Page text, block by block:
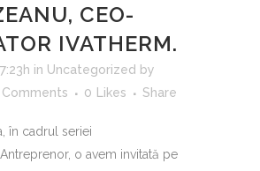
CEO-
IVATHERM.
in Uncategorized by
Comments 0 Likes Share
în cadrul seriei
o avem invitată pe